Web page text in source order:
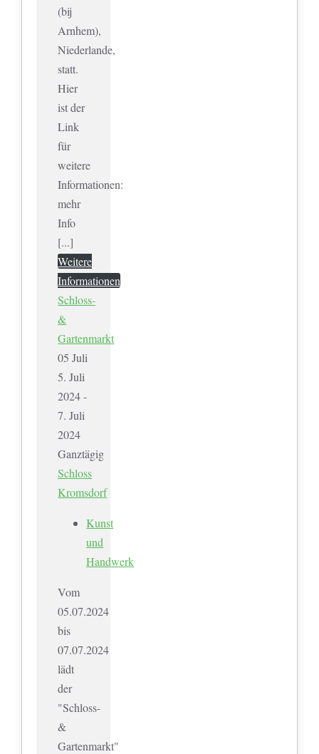
(bij
Arnhem),
Niederlande,
statt.
Hier
ist der
Link
für
weitere
Informationen:
mehr
Info
[...]
Weitere
Informationen
Schloss-
&
Gartenmarkt
05 Juli
5. Juli
2024 -
7. Juli
2024
Ganztägig
Schloss
Kromsdorf
Kunst
und
Handwerk
Vom
05.07.2024
bis
07.07.2024
lädt
der
"Schloss-
&
Gartenmarkt"